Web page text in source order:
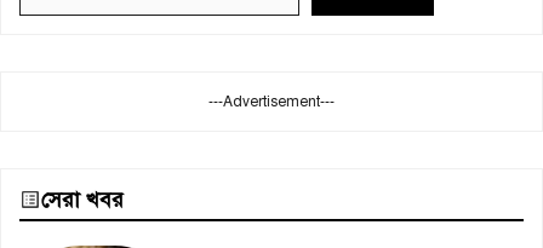
---Advertisement---
সেরা খবর